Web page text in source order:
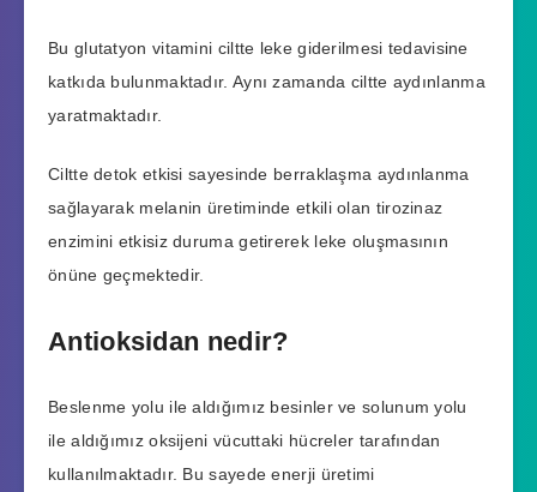
Bu glutatyon vitamini ciltte leke giderilmesi tedavisine
katkıda bulunmaktadır. Aynı zamanda ciltte aydınlanma
yaratmaktadır.
Ciltte detok etkisi sayesinde berraklaşma aydınlanma
sağlayarak melanin üretiminde etkili olan tirozinaz
enzimini etkisiz duruma getirerek leke oluşmasının
önüne geçmektedir.
Antioksidan nedir?
Beslenme yolu ile aldığımız besinler ve solunum yolu
ile aldığımız oksijeni vücuttaki hücreler tarafından
kullanılmaktadır. Bu sayede enerji üretimi